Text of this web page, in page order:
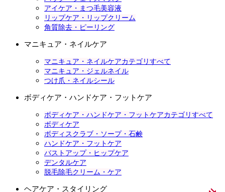
アイケア・まつ毛美容液
リップケア・リップクリーム
角質除去・ピーリング
マニキュア・ネイルケア
マニキュア・ネイルケアカテゴリすべて
マニキュア・ジェルネイル
つけ爪・ネイルシール
ボディケア・ハンドケア・フットケア
ボディケア・ハンドケア・フットケアカテゴリすべて
ボディケア
ボディスクラブ・ソープ・石鹸
ハンドケア・フットケア
バストアップ・ヒップケア
デンタルケア
脱毛除毛クリーム・ケア
ヘアケア・スタイリング